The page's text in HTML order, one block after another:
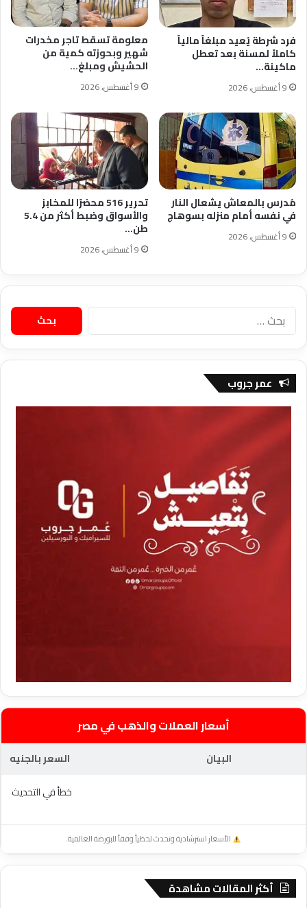
فرد شرطة يُعيد مبلغاً مالياً
كاملاً لمسنة بعد تعطل
ماكينة…
9 أغسطس، 2026
معلومة تسقط تاجر مخدرات
شهير وبحوزته كمية من
الحشيش ومبلغ…
9 أغسطس، 2026
مُدرس بالمعاش يشعال النار
في نفسه أمام منزله بسوهاج
9 أغسطس، 2026
تحرير 516 محضرًا للمخابز
والأسواق وضبط أكثر من 5.4
طن…
9 أغسطس، 2026
البحث
عن:
عمر جروب
أسعار العملات والذهب في مصر
البيان
السعر بالجنيه
خطأ في التحديث
الأسعار استرشادية وتحدث لحظياً وفقاً للبورصة العالمية.
أكثر المقالات مشاهدة